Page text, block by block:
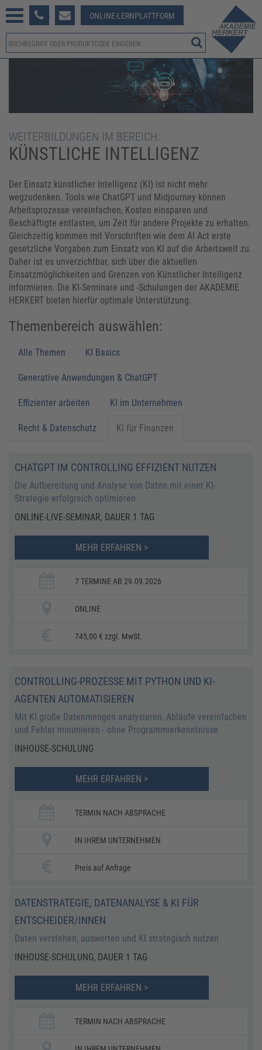
381-123 ONLINE-LERNPLATTFORM
WEITERBILDUNGEN IM BEREICH:
KÜNSTLICHE INTELLIGENZ
Der Einsatz künstlicher Intelligenz (KI) ist nicht mehr
wegzudenken. Tools wie ChatGPT und Midjourney können
Arbeitsprozesse vereinfachen, Kosten einsparen und
Beschäftigte entlasten, um Zeit für andere Projekte zu erhalten.
Gleichzeitig kommen mit Vorschriften wie dem AI Act erste
gesetzliche Vorgaben zum Einsatz von KI auf die Arbeitswelt zu.
Daher ist es unverzichtbar, sich über die aktuellen
Einsatzmöglichkeiten und Grenzen von Künstlicher Intelligenz
informieren. Die KI-Seminare und -Schulungen der AKADEMIE
HERKERT bieten hierfür optimale Unterstützung.
Themenbereich auswählen:
Alle Themen KI Basics
Generative Anwendungen & ChatGPT
Effizienter arbeiten KI im Unternehmen
Recht & Datenschutz KI für Finanzen
CHATGPT IM CONTROLLING EFFIZIENT NUTZEN
Die Aufbereitung und Analyse von Daten mit einer KI-
Strategie erfolgreich optimieren
ONLINE-LIVE-SEMINAR, DAUER 1 TAG
MEHR ERFAHREN >
7 TERMINE AB 29.09.2026
ONLINE
745,00 € zzgl. MwSt.
​​​​CONTROLLING-PROZESSE MIT PYTHON UND KI-
AGENTEN AUTOMATISIEREN
Mit KI große Datenmengen analysieren, Abläufe vereinfachen
und Fehler minimieren - ohne Programmierkenntnisse
INHOUSE-SCHULUNG
MEHR ERFAHREN >
TERMIN NACH ABSPRACHE
IN IHREM UNTERNEHMEN
Preis auf Anfrage
DATENSTRATEGIE, DATENANALYSE & KI FÜR
ENTSCHEIDER/INNEN
​​Daten verstehen, auswerten und KI strategisch nutzen ​
INHOUSE-SCHULUNG, DAUER 1 TAG
MEHR ERFAHREN >
TERMIN NACH ABSPRACHE